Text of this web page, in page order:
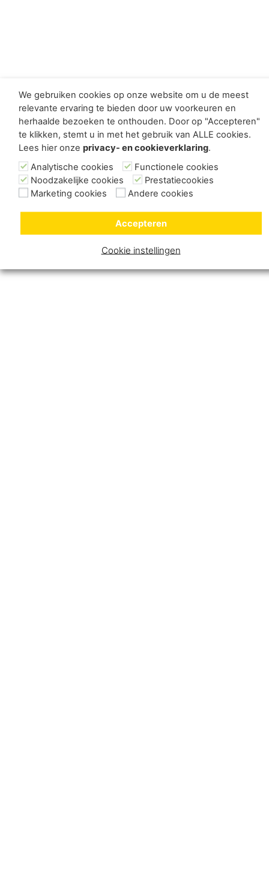
We gebruiken cookies op onze website om u de meest
relevante ervaring te bieden door uw voorkeuren en
herhaalde bezoeken te onthouden. Door op "Accepteren"
te klikken, stemt u in met het gebruik van ALLE cookies.
Lees hier onze privacy- en cookieverklaring.
Analytische cookies
Functionele cookies
Noodzakelijke cookies
Prestatiecookies
Marketing cookies
Andere cookies
Cookie instellingen
Accepteren